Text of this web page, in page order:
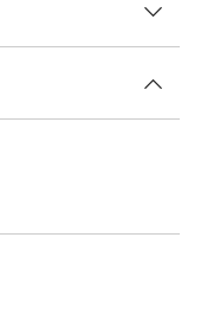
。使用しない時はハ